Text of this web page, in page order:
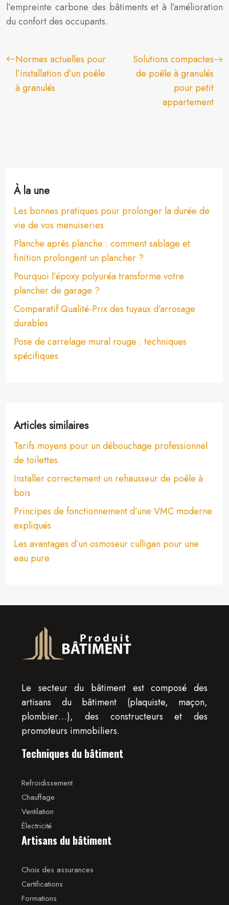
l’empreinte carbone des bâtiments et à l’amélioration
du confort des occupants.
Normes actuelles pour
l’installation d’un poêle
à granulés
Solutions compactes
de poêle à granulés
pour petit
appartement
À la une
Les bonnes pratiques pour prolonger la durée de
vie de vos menuiseries
Planche après planche : comment sablage et
finition prolongent un plancher ?
Pourquoi l’époxy polyuréa transforme votre
plancher de garage ?
Comparatif Qualité-Prix des tuyaux d’arrosage
durables
Pose de carrelage mural rouge : techniques
spécifiques
Articles similaires
Tarifs moyens pour un débouchage professionnel
de toilettes
Installer correctement un rehausseur de poêle à
bois
Principes de fonctionnement d’une VMC moderne
expliqués
Les avantages d’un osmoseur culligan pour une
eau pure
Le secteur du bâtiment est composé des
artisans du bâtiment (plaquiste, maçon,
plombier…), des constructeurs et des
promoteurs immobiliers.
Techniques du bâtiment
Refroidissement
Chauffage
Ventilation
Électricité
Artisans du bâtiment
Choix des assurances
Certifications
Formations